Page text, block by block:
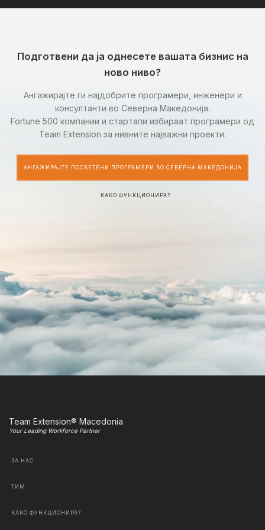
Подготвени да ја однесете вашата бизнис на
ново ниво?
Ангажирајте ги најдобрите програмери, инженери и
консултанти во Северна Македонија.
Fortune 500 компании и стартапи избираат програмери од
Team Extension за нивните најважни проекти.
АНГАЖИРАЈТЕ ПОСВЕТЕНИ ПРОГРАМЕРИ ВО СЕВЕРНА МАКЕДОНИЈА
КАКО ФУНКЦИОНИРА?
Team Extension® Macedonia
Your Leading Workforce Partner
ЗА НАС
ТИМ
КАКО ФУНКЦИОНИРА?